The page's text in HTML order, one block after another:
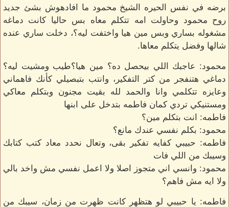
برضه في نفس الحيره الشيخ محمود ما افادهوش بشئ جديد
روح محمود وحاولت امه تتكلم معاه بس حاليا كانت دماغه
مشغوله بساري وبس مين هيا واختفت ليه؟، دخلت ساري عنده
شالها وفضل يتكلم معاها.
محمود: عاجبك اللي بيحصل ده؟ مين هيا؟طيب ومشيت ليه؟
دماغي هتنفجر من كتر التفكير، وانتب بتبصيلي كأنك فاهماني
وعايزه تتكلمي وانا والحمد لله بقيت مجنون وبتكلم معاكي
ومستنيكي تردي كمان فاطمه بتدخل على ابنها
فاطمه: انت بتكلم مين؟
محمود: بكلم نفسي عندك مانع؟
فاطمه: حبيبي كفايه تفكير بقى، وتعال نحدد معاد كتب كتابك
وسيبك من اللي فات
محمود: وانسي اني متجوز اصلا ولا اعمل نفسي مش واخد بالي
ولا ايه مش فاهم؟
فاطمه: يا حبيبي لو هتظهر كانت ظهرت من زمان، سيبك من